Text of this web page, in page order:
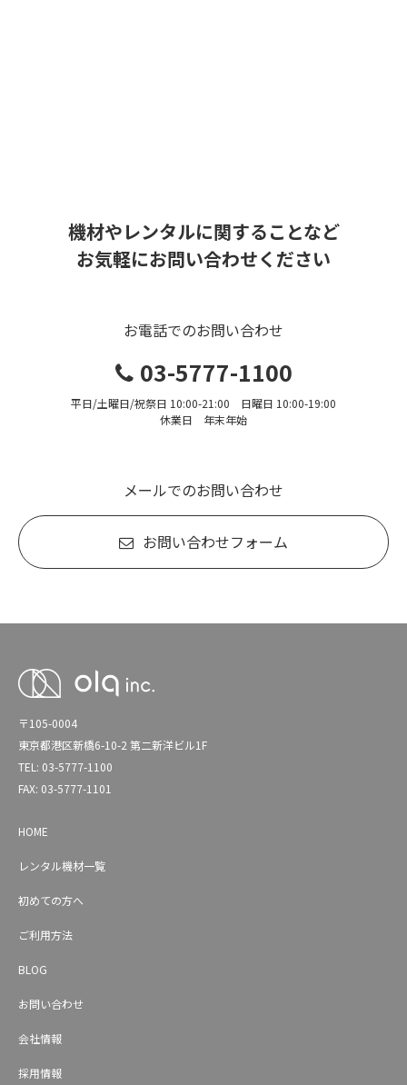
機材やレンタルに関することなど
お気軽にお問い合わせください
お電話でのお問い合わせ
03-5777-1100
平日/土曜日/祝祭日 10:00-21:00 日曜日 10:00-19:00
休業日 年末年始
メールでのお問い合わせ
お問い合わせフォーム
〒105-0004
東京都港区新橋6-10-2 第二新洋ビル1F
TEL: 03-5777-1100
FAX: 03-5777-1101
HOME
レンタル機材一覧
初めての方へ
ご利用方法
BLOG
お問い合わせ
会社情報
採用情報